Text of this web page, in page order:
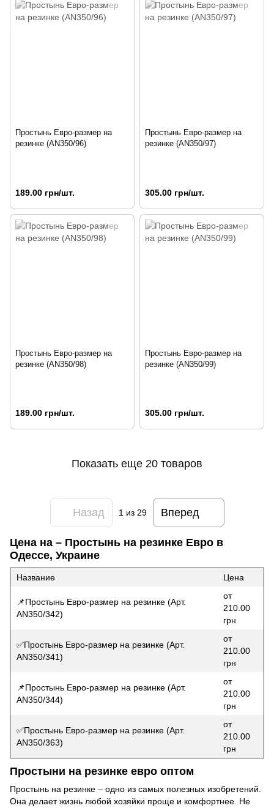
Простынь Евро-размер на
резинке (AN350/96)
189.00 грн/шт.
Простынь Евро-размер на
резинке (AN350/97)
305.00 грн/шт.
Простынь Евро-размер на
резинке (AN350/98)
189.00 грн/шт.
Простынь Евро-размер на
резинке (AN350/99)
305.00 грн/шт.
Показать еще 20 товаров
Назад 1из 29 Вперед
Цена на – Простынь на резинке Евро в
Одессе, Украине
Название Цена
📌Простынь Евро-размер на резинке (Арт.
AN350/342)
от
210.00
грн
✅Простынь Евро-размер на резинке (Арт.
AN350/341)
от
210.00
грн
📌Простынь Евро-размер на резинке (Арт.
AN350/344)
от
210.00
грн
✅Простынь Евро-размер на резинке (Арт.
AN350/363)
от
210.00
грн
Простыни на резинке евро оптом
Простынь на резинке – одно из самых полезных изобретений.
Она делает жизнь любой хозяйки проще и комфортнее. Не